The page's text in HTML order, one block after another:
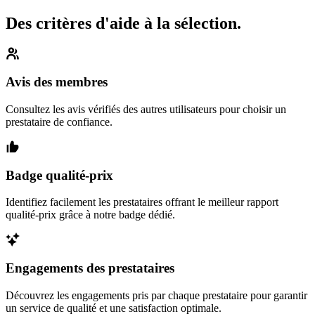
Des critères d'aide à la sélection.
Avis des membres
Consultez les avis vérifiés des autres utilisateurs pour choisir un
prestataire de confiance.
Badge qualité-prix
Identifiez facilement les prestataires offrant le meilleur rapport
qualité-prix grâce à notre badge dédié.
Engagements des prestataires
Découvrez les engagements pris par chaque prestataire pour garantir
un service de qualité et une satisfaction optimale.